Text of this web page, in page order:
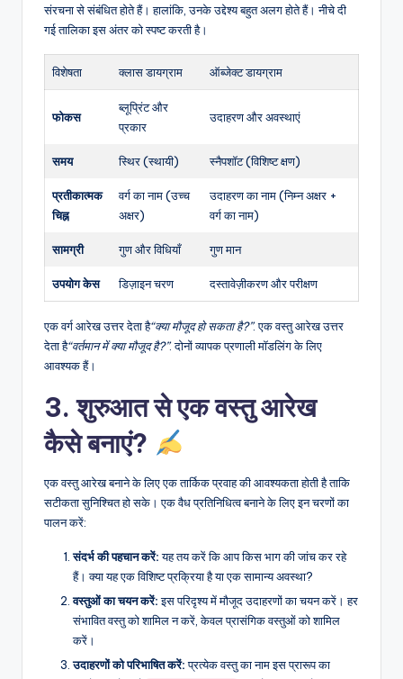
संरचना से संबंधित होते हैं। हालांकि, उनके उद्देश्य बहुत अलग होते हैं। नीचे दी
गई तालिका इस अंतर को स्पष्ट करती है।
विशेषता क्लास डायग्राम ऑब्जेक्ट डायग्राम
फोकस
ब्लूप्रिंट और
प्रकार
उदाहरण और अवस्थाएं
समय स्थिर (स्थायी) स्नैपशॉट (विशिष्ट क्षण)
प्रतीकात्मक
चिह्न
वर्ग का नाम (उच्च
अक्षर)
उदाहरण का नाम (निम्न अक्षर +
वर्ग का नाम)
सामग्री गुण और विधियाँ गुण मान
उपयोग केस डिज़ाइन चरण दस्तावेज़ीकरण और परीक्षण
एक वर्ग आरेख उत्तर देता है“क्या मौजूद हो सकता है?”. एक वस्तु आरेख उत्तर
देता है“वर्तमान में क्या मौजूद है?”. दोनों व्यापक प्रणाली मॉडलिंग के लिए
आवश्यक हैं।
3. शुरुआत से एक वस्तु आरेख
कैसे बनाएं?
एक वस्तु आरेख बनाने के लिए एक तार्किक प्रवाह की आवश्यकता होती है ताकि
सटीकता सुनिश्चित हो सके। एक वैध प्रतिनिधित्व बनाने के लिए इन चरणों का
पालन करें:
संदर्भ की पहचान करें:यह तय करें कि आप किस भाग की जांच कर रहे
हैं। क्या यह एक विशिष्ट प्रक्रिया है या एक सामान्य अवस्था?
वस्तुओं का चयन करें:इस परिदृश्य में मौजूद उदाहरणों का चयन करें। हर
संभावित वस्तु को शामिल न करें, केवल प्रासंगिक वस्तुओं को शामिल
करें।
उदाहरणों को परिभाषित करें:प्रत्येक वस्तु का नाम इस प्रारूप का